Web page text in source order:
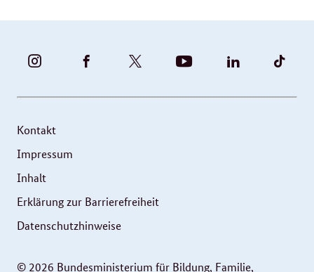
BUNDESFAMILIENMINISTERIUM
INSTAGRAM
VIDEOS
BUNDESFAMILIENMINISTERIUM
FACEBOOK
FAMILIENMINISTERIUM
|
BMBFSFJ
YOUTUBE
BMFSFJ
LINKEDIN
© 2026 Bundesministerium für Bildung, Familie,
Kontakt
Impressum
Inhalt
Erklärung zur Barrierefreiheit
Datenschutzhinweise